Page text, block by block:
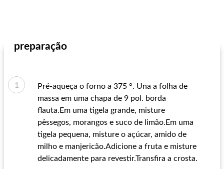
preparação
Pré-aqueça o forno a 375 °. Una a folha de
massa em uma chapa de 9 pol. borda
flauta.Em uma tigela grande, misture
pêssegos, morangos e suco de limão.Em uma
tigela pequena, misture o açúcar, amido de
milho e manjericão.Adicione a fruta e misture
delicadamente para revestir.Transfira a crosta.